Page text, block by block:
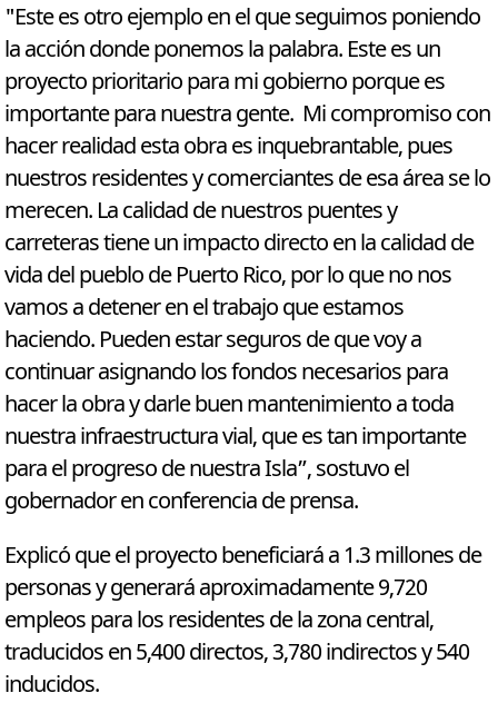
"Este es otro ejemplo en el que seguimos poniendo
la acción donde ponemos la palabra. Este es un
proyecto prioritario para mi gobierno porque es
importante para nuestra gente. Mi compromiso con
hacer realidad esta obra es inquebrantable, pues
nuestros residentes y comerciantes de esa área se lo
merecen. La calidad de nuestros puentes y
carreteras tiene un impacto directo en la calidad de
vida del pueblo de Puerto Rico, por lo que no nos
vamos a detener en el trabajo que estamos
haciendo. Pueden estar seguros de que voy a
continuar asignando los fondos necesarios para
hacer la obra y darle buen mantenimiento a toda
nuestra infraestructura vial, que es tan importante
para el progreso de nuestra Isla”, sostuvo el
gobernador en conferencia de prensa.
Explicó que el proyecto beneficiará a 1.3 millones de
personas y generará aproximadamente 9,720
empleos para los residentes de la zona central,
traducidos en 5,400 directos, 3,780 indirectos y 540
inducidos.